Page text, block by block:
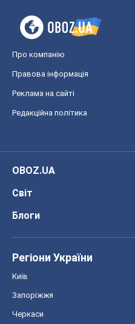
Про компанію
Правова інформація
Реклама на сайті
Редакційна політика
OBOZ.UA
Світ
Блоги
Регіони України
Київ
Запоріжжя
Черкаси